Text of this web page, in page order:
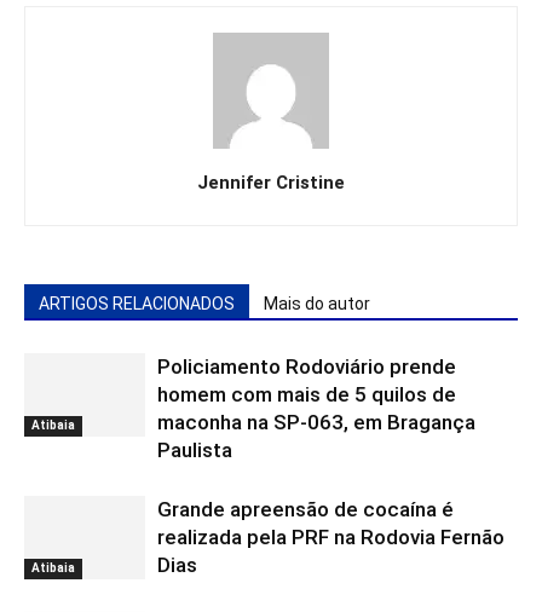
Jennifer Cristine
ARTIGOS RELACIONADOS Mais do autor
Atibaia
Policiamento Rodoviário prende
homem com mais de 5 quilos de
maconha na SP-063, em Bragança
Paulista
Atibaia
Grande apreensão de cocaína é
realizada pela PRF na Rodovia Fernão
Dias